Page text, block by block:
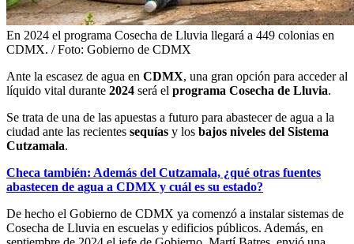
En 2024 el programa Cosecha de Lluvia llegará a 449 colonias en
CDMX. / Foto: Gobierno de CDMX
Ante la escasez de agua en CDMX, una gran opción para acceder al
líquido vital durante 2024 será el programa Cosecha de Lluvia.
Se trata de una de las apuestas a futuro para abastecer de agua a la
ciudad ante las recientes sequías y los bajos niveles del Sistema
Cutzamala.
Checa también: Además del Cutzamala, ¿qué otras fuentes
abastecen de agua a CDMX y cuál es su estado?
De hecho el Gobierno de CDMX ya comenzó a instalar sistemas de
Cosecha de Lluvia en escuelas y edificios públicos. Además, en